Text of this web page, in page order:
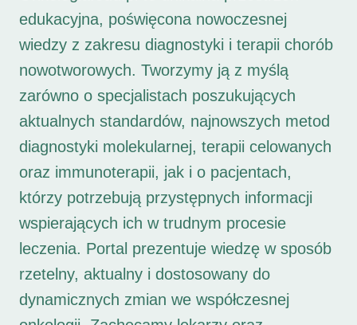
edukacyjna, poświęcona nowoczesnej
wiedzy z zakresu diagnostyki i terapii chorób
nowotworowych. Tworzymy ją z myślą
zarówno o specjalistach poszukujących
aktualnych standardów, najnowszych metod
diagnostyki molekularnej, terapii celowanych
oraz immunoterapii, jak i o pacjentach,
którzy potrzebują przystępnych informacji
wspierających ich w trudnym procesie
leczenia. Portal prezentuje wiedzę w sposób
rzetelny, aktualny i dostosowany do
dynamicznych zmian we współczesnej